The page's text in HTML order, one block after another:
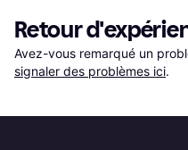
Retour
Avez-vous remarqué un
signaler des problèmes ici.